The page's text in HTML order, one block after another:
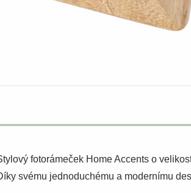
fotorámeček Home Accents o
svému jednoduchému a modernímu